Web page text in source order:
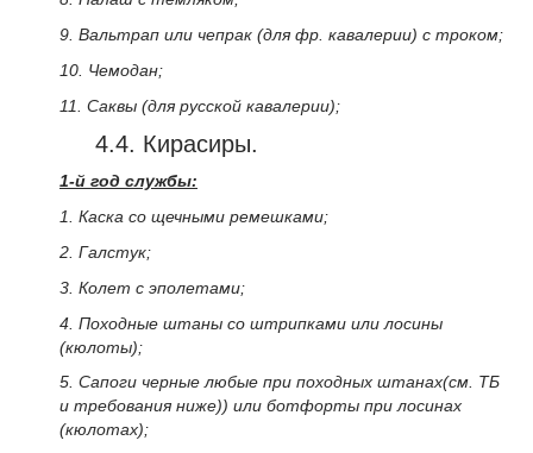
9. Вальтрап или чепрак (для фр. кавалерии) с троком;
10. Чемодан;
11. Саквы (для русской кавалерии);
4.4. Кирасиры.
1-й год службы:
1. Каска со щечными ремешками;
2. Галстук;
3. Колет с эполетами;
4. Походные штаны со штрипками или лосины
(кюлоты);
5. Сапоги черные любые при походных штанах(см. ТБ
и требования ниже)) или ботфорты при лосинах
(кюлотах);